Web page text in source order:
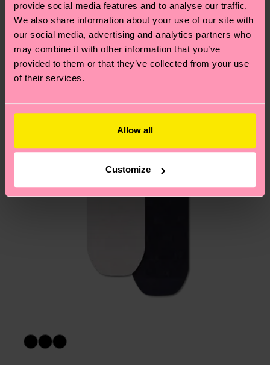
provide social media features and to analyse our traffic.
We also share information about your use of our site with
our social media, advertising and analytics partners who
may combine it with other information that you’ve
provided to them or that they’ve collected from your use
of their services.
Allow all
Customize
un’occhiata alla nostra pagina sulla sostenibilità!
locali.
Hai domande sui resi? Visita la nostra pagina
per trovare le risposte alle domande più comuni.
Secondo noi, ti piaceràPattern simili